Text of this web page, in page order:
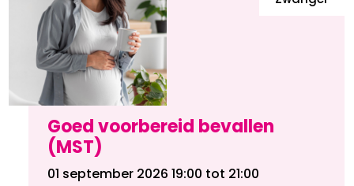
Goed voorbereid bevallen
(MST)
01 september 2026 19:00 tot 21:00